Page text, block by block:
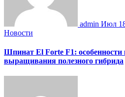
admin Июл
Новости
Шпинат El Forte F1: особенности
выращивания полезного гибрида